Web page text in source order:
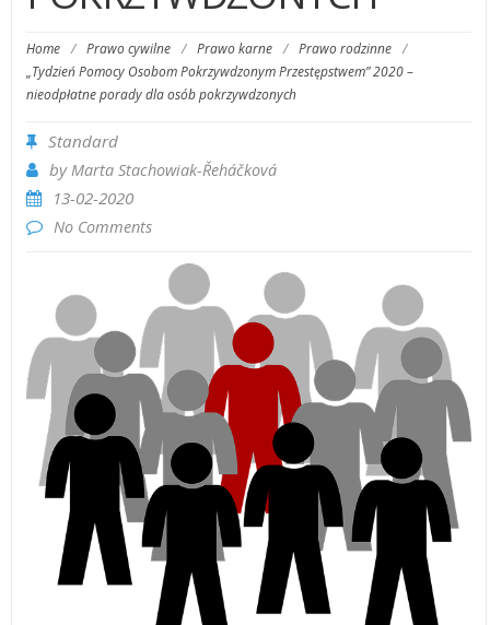
Home / Prawo cywilne / Prawo karne / Prawo rodzinne /
„Tydzień Pomocy Osobom Pokrzywdzonym Przestępstwem” 2020 –
nieodpłatne porady dla osób pokrzywdzonych
Standard
byMarta Stachowiak-­Řeháčková
13-02-2020
No Comments